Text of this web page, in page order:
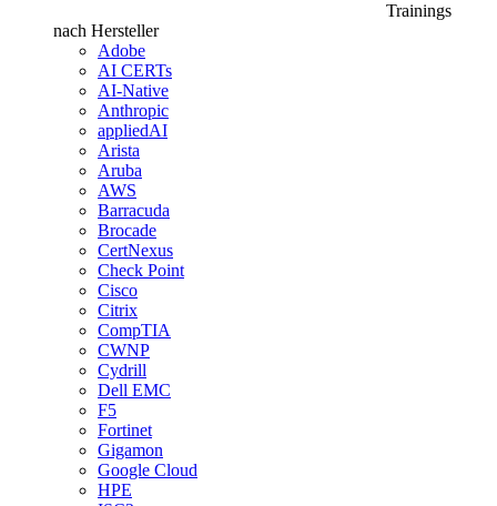
Trainings
nach Hersteller
Adobe
AI CERTs
AI-Native
Anthropic
appliedAI
Arista
Aruba
AWS
Barracuda
Brocade
CertNexus
Check Point
Cisco
Citrix
CompTIA
CWNP
Cydrill
Dell EMC
F5
Fortinet
Gigamon
Google Cloud
HPE